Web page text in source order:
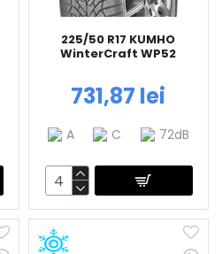
225/50 R17 KUMHO
WinterCraft WP52
731,87 lei
A C 72dB